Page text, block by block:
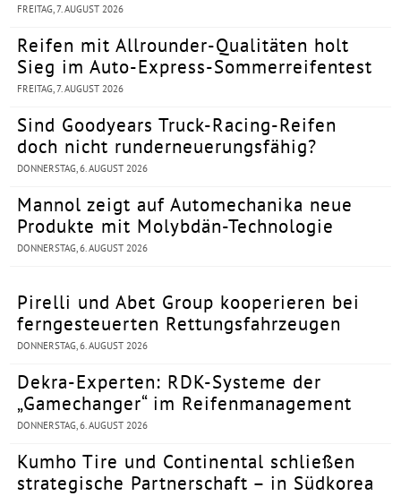
FREITAG, 7. AUGUST 2026
Reifen mit Allrounder-Qualitäten holt
Sieg im Auto-Express-Sommerreifentest
FREITAG, 7. AUGUST 2026
Sind Goodyears Truck-Racing-Reifen
doch nicht runderneuerungsfähig?
DONNERSTAG, 6. AUGUST 2026
Mannol zeigt auf Automechanika neue
Produkte mit Molybdän-Technologie
DONNERSTAG, 6. AUGUST 2026
Pirelli und Abet Group kooperieren bei
ferngesteuerten Rettungsfahrzeugen
DONNERSTAG, 6. AUGUST 2026
Dekra-Experten: RDK-Systeme der
„Gamechanger“ im Reifenmanagement
DONNERSTAG, 6. AUGUST 2026
Kumho Tire und Continental schließen
strategische Partnerschaft – in Südkorea